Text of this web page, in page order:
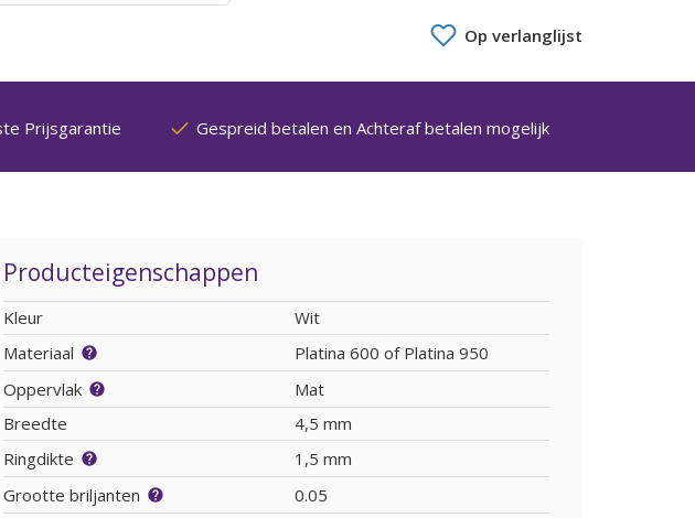
Op verlanglijst
Prijsgarantie Gespreid betalen en Achteraf betalen mogelijk
Producteigenschappen
Kleur
Wit
Materiaal
Platina 600 of Platina 950
Oppervlak
Mat
Breedte
4,5 mm
Ringdikte
1,5 mm
Grootte briljanten
0.05